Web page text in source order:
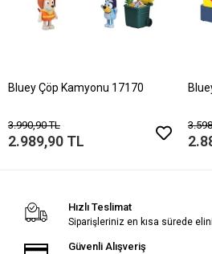
Bluey Çöp Kamyonu 17170
3.990,90 TL
2.989,90 TL
Hızlı Teslimat
Siparişleriniz en kısa sürede
Güvenli Alışveriş